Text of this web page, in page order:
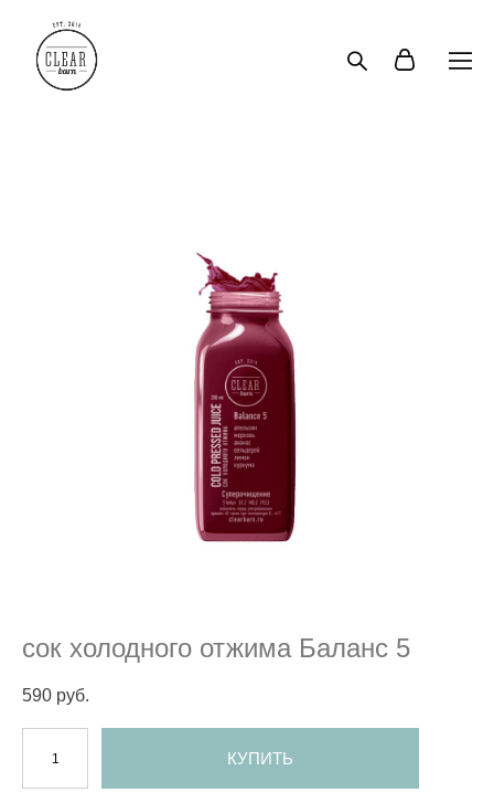
сок холодного отжима Баланс 5
590 pуб.
КУПИТЬ